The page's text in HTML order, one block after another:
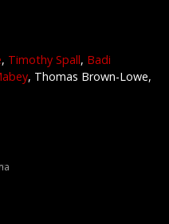
, Timothy Spall, Badi
, Thomas Brown-Lowe,